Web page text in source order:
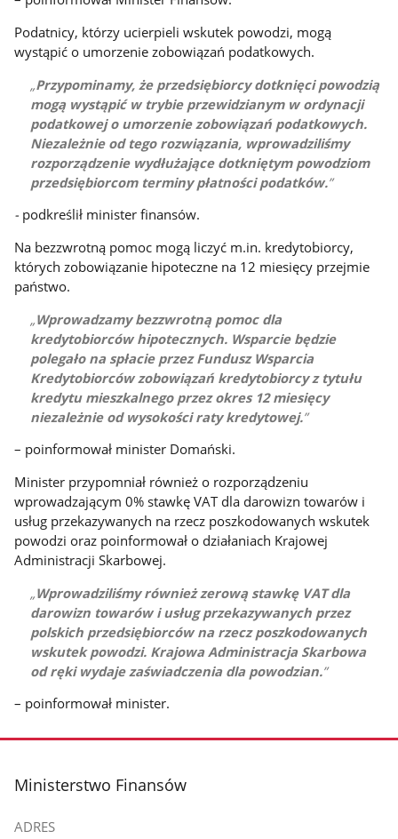
Podatnicy, którzy ucierpieli wskutek powodzi, mogą
wystąpić o umorzenie zobowiązań podatkowych.
Przypominamy, że przedsiębiorcy dotknięci powodzią
mogą wystąpić w trybie przewidzianym w ordynacji
podatkowej o umorzenie zobowiązań podatkowych.
Niezależnie od tego rozwiązania, wprowadziliśmy
rozporządzenie wydłużające dotkniętym powodziom
przedsiębiorcom terminy płatności podatków.
- podkreślił minister finansów.
Na bezzwrotną pomoc mogą liczyć m.in. kredytobiorcy,
których zobowiązanie hipoteczne na 12 miesięcy przejmie
państwo.
Wprowadzamy bezzwrotną pomoc dla
kredytobiorców hipotecznych. Wsparcie będzie
polegało na spłacie przez Fundusz Wsparcia
Kredytobiorców zobowiązań kredytobiorcy z tytułu
kredytu mieszkalnego przez okres 12 miesięcy
niezależnie od wysokości raty kredytowej.
– poinformował minister Domański.
Minister przypomniał również o rozporządzeniu
wprowadzającym 0% stawkę VAT dla darowizn towarów i
usług przekazywanych na rzecz poszkodowanych wskutek
powodzi oraz poinformował o działaniach Krajowej
Administracji Skarbowej.
Wprowadziliśmy również zerową stawkę VAT dla
darowizn towarów i usług przekazywanych przez
polskich przedsiębiorców na rzecz poszkodowanych
wskutek powodzi. Krajowa Administracja Skarbowa
od ręki wydaje zaświadczenia dla powodzian.
– poinformował minister.
stopka
Ministerstwo Finansów
ADRES